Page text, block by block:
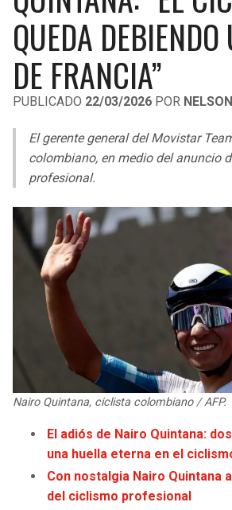
LIGA DE EXPANSIÓN MX
LEAGUES CUP
UEFA EUROPA LEAGUE
UEFA CONFERENCE LEAGUE
MLS
COPA SUDAMERICANA
LIGA BETPLAY
OTRAS LIGAS
RAIDERS
CHARGERS
BENGALS
BROWNS
STEELERS
TEXANS
COLTS
JAGUARS
COWBOYS
GIANTS
CAVALIERS
PISTONS
BUCKS
HAWKS
HORNETS
HEAT
MAGIC
WIZARDS
CLIPPERS
LAKERS
QUEDA
DE FRANCIA”
PUBLICADO 22/03/2026 POR
El gerente general del Movistar
colombiano, en medio del anuncio
profesional.
Nairo Quintana, ciclista colombiano / AFP.
El adiós de Nairo Quintana:
una huella eterna en el
Con nostalgia Nairo Quintana
del ciclismo profesional